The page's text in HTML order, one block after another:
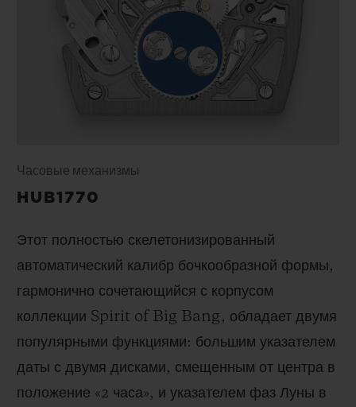
Часовые механизмы
HUB1770
Этот полностью скелетонизированный
автоматический калибр бочкообразной формы,
гармонично сочетающийся с корпусом
коллекции Spirit of Big Bang, обладает двумя
популярными функциями: большим указателем
даты с двумя дисками, смещенным от центра в
положение «2 часа», и указателем фаз Луны в